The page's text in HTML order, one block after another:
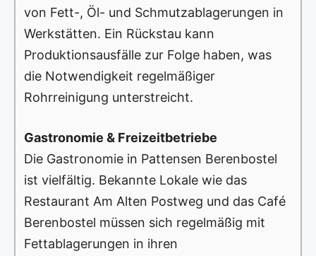
von Fett-, Öl- und Schmutzablagerungen in
Werkstätten. Ein Rückstau kann
Produktionsausfälle zur Folge haben, was
die Notwendigkeit regelmäßiger
Rohrreinigung unterstreicht.
Gastronomie & Freizeitbetriebe
Die Gastronomie in Pattensen Berenbostel
ist vielfältig. Bekannte Lokale wie das
Restaurant Am Alten Postweg und das Café
Berenbostel müssen sich regelmäßig mit
Fettablagerungen in ihren